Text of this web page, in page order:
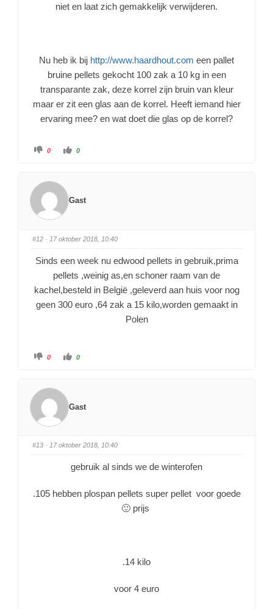
niet en laat zich gemakkelijk verwijderen.
Nu heb ik bij http://www.haardhout.com een pallet
bruine pellets gekocht 100 zak a 10 kg in een
transparante zak, deze korrel zijn bruin van kleur
maar er zit een glas aan de korrel. Heeft iemand hier
ervaring mee? en wat doet die glas op de korrel?
0 0
Gast
#12 · 17 oktober 2018, 10:40
Sinds een week nu edwood pellets in gebruik,prima
pellets ,weinig as,en schoner raam van de
kachel,besteld in België ,geleverd aan huis voor nog
geen 300 euro ,64 zak a 15 kilo,worden gemaakt in
Polen
0 0
Gast
#13 · 17 oktober 2018, 10:40
gebruik al sinds we de winterofen
.105 hebben plospan pellets super pellet voor goede
🙂 prijs
.14 kilo
voor 4 euro